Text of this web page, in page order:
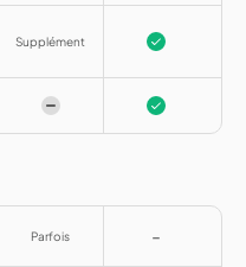
Supplément
Parfois -